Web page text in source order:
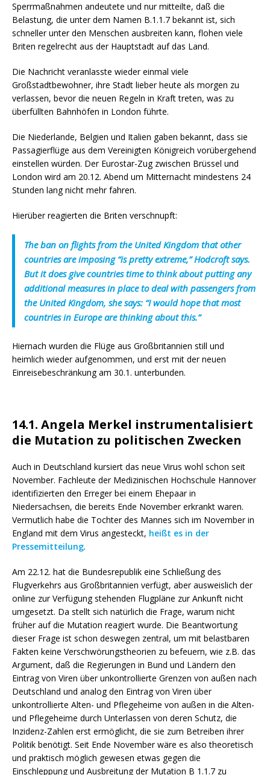
Sperrmaßnahmen andeutete und nur mitteilte, daß die
Belastung, die unter dem Namen B.1.1.7 bekannt ist, sich
schneller unter den Menschen ausbreiten kann, flohen viele
Briten regelrecht aus der Hauptstadt auf das Land.
Die Nachricht veranlasste wieder einmal viele
Großstadtbewohner, ihre Stadt lieber heute als morgen zu
verlassen, bevor die neuen Regeln in Kraft treten, was zu
überfüllten Bahnhöfen in London führte.
Die Niederlande, Belgien und Italien gaben bekannt, dass sie
Passagierflüge aus dem Vereinigten Königreich vorübergehend
einstellen würden. Der Eurostar-Zug zwischen Brüssel und
London wird am 20.12. Abend um Mitternacht mindestens 24
Stunden lang nicht mehr fahren.
Hierüber reagierten die Briten verschnupft:
The ban on flights from the United Kingdom that other
countries are imposing “is pretty extreme,” Hodcroft says.
But it does give countries time to think about putting any
additional measures in place to deal with passengers from
the United Kingdom, she says: “I would hope that most
countries in Europe are thinking about this.”
Hiernach wurden die Flüge aus Großbritannien still und
heimlich wieder aufgenommen, und erst mit der neuen
Einreisebeschränkung am 30.1. unterbunden.
14.1. Angela Merkel instrumentalisiert
die Mutation zu politischen Zwecken
Auch in Deutschland kursiert das neue Virus wohl schon seit
November. Fachleute der Medizinischen Hochschule Hannover
identifizierten den Erreger bei einem Ehepaar in
Niedersachsen, die bereits Ende November erkrankt waren.
Vermutlich habe die Tochter des Mannes sich im November in
England mit dem Virus angesteckt, heißt es in der
Pressemitteilung.
Am 22.12. hat die Bundesrepublik eine Schließung des
Flugverkehrs aus Großbritannien verfügt, aber ausweislich der
online zur Verfügung stehenden Flugpläne zur Ankunft nicht
umgesetzt. Da stellt sich natürlich die Frage, warum nicht
früher auf die Mutation reagiert wurde. Die Beantwortung
dieser Frage ist schon deswegen zentral, um mit belastbaren
Fakten keine Verschwörungstheorien zu befeuern, wie z.B. das
Argument, daß die Regierungen in Bund und Ländern den
Eintrag von Viren über unkontrollierte Grenzen von außen nach
Deutschland und analog den Eintrag von Viren über
unkontrollierte Alten- und Pflegeheime von außen in die Alten-
und Pflegeheime durch Unterlassen von deren Schutz, die
Inzidenz-Zahlen erst ermöglicht, die sie zum Betreiben ihrer
Politik benötigt. Seit Ende November wäre es also theoretisch
und praktisch möglich gewesen etwas gegen die
Einschleppung und Ausbreitung der Mutation B 1.1.7 zu